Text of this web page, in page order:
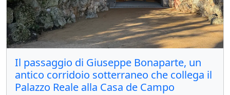
Il passaggio di Giuseppe Bonaparte, un
antico corridoio sotterraneo che collega il
Palazzo Reale alla Casa de Campo